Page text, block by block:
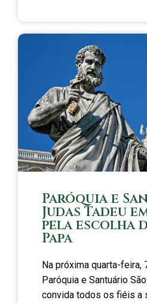
Paróquia e
Judas Tadeu
pela escolha
Papa
Na próxima quarta-feira,
Paróquia e Santuário
convida todos os fiéis a